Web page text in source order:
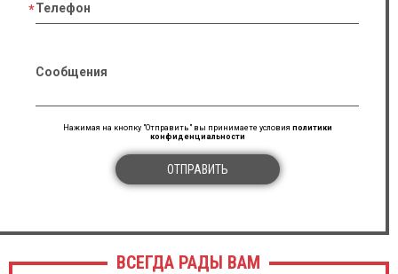
Телефон
Сообщения
Нажимая на кнопку "Отправить" вы принимаете условия политики
конфиденциальности
ОТПРАВИТЬ
ВСЕГДА РАДЫ ВАМ